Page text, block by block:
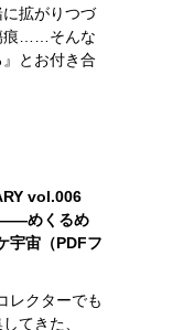
拡がりつづ
痕……そんな
とお付き合
vol.006
めくるめ
宇宙（PDFフ
レクターでも
てきた、